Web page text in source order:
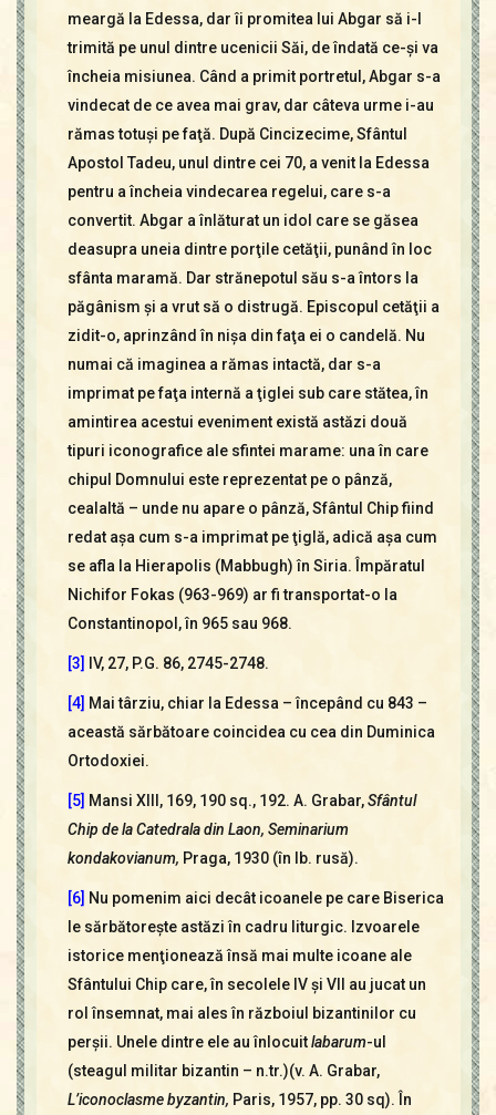
meargă la Edessa, dar îi promitea lui Abgar să i-l
trimită pe unul dintre ucenicii Săi, de îndată ce-şi va
încheia misiunea. Când a primit portretul, Abgar s-a
vindecat de ce avea mai grav, dar câteva urme i-au
rămas totuşi pe faţă. După Cincizecime, Sfântul
Apostol Tadeu, unul dintre cei 70, a venit la Edessa
pentru a încheia vindecarea regelui, care s-a
convertit. Abgar a înlăturat un idol care se găsea
deasupra uneia dintre porţile cetăţii, punând în loc
sfânta maramă. Dar strănepotul său s-a întors la
păgânism şi a vrut să o distrugă. Episcopul cetăţii a
zidit-o, aprinzând în nişa din faţa ei o candelă. Nu
numai că imaginea a rămas intactă, dar s-a
imprimat pe faţa internă a ţiglei sub care stătea, în
amintirea acestui eveniment există astăzi două
tipuri iconografice ale sfintei marame: una în care
chipul Domnului este reprezentat pe o pânză,
cealaltă – unde nu apare o pânză, Sfântul Chip fiind
redat aşa cum s-a imprimat pe ţiglă, adică aşa cum
se afla la Hierapolis (Mabbugh) în Siria. Împăratul
Nichifor Fokas (963-969) ar fi transportat-o la
Constantinopol, în 965 sau 968.
[3] IV, 27, P.G. 86, 2745-2748.
[4] Mai târziu, chiar la Edessa – începând cu 843 –
această sărbătoare coincidea cu cea din Duminica
Ortodoxiei.
[5] Mansi XIII, 169, 190 sq., 192. A. Grabar,Sfântul
Chip de la Catedrala din Laon, Seminarium
kondakovianum, Praga, 1930 (în lb. rusă).
[6] Nu pomenim aici decât icoanele pe care Biserica
le sărbătoreşte astăzi în cadru liturgic. Izvoarele
istorice menţionează însă mai multe icoane ale
Sfântului Chip care, în secolele IV şi VII au jucat un
rol însemnat, mai ales în războiul bizantinilor cu
perşii. Unele dintre ele au înlocuitlabarum-ul
(steagul militar bizantin – n.tr.)(v. A. Grabar,
L’iconoclasme byzantin, Paris, 1957, pp. 30 sq). În